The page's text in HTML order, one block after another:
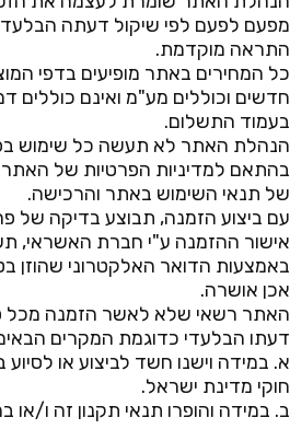
מפעם לפעם לפי שיקול דעתה
התראה מוקדמת.
כל המחירים באתר מופיעים בדפי
חדשים וכוללים מע"מ ואינם כוללים
בעמוד התשלום.
הנהלת האתר לא תעשה כל שימוש
בהתאם למדיניות הפרטיות של
של תנאי השימוש באתר והרכישה.
עם ביצוע הזמנה, תבוצע בדיקה של
אישור ההזמנה ע"י חברת האשראי,
באמצעות הדואר האלקטרוני שהוזן
אכן אושרה.
האתר רשאי שלא לאשר הזמנה מכל
דעתו הבלעדי כדוגמת המקרים
א. במידה וישנו חשד לביצוע או
חוקי מדינת ישראל.
ב. במידה והופרו תנאי תקנון זה ו/או